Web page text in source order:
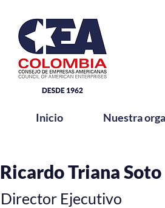
Inicio Nuestra
Bio
Ricardo Triana Soto
Director Ejecutivo